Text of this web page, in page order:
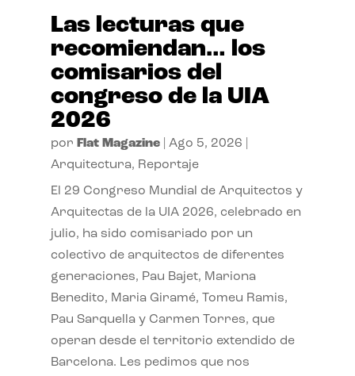
Las lecturas que
recomiendan… los
comisarios del
congreso de la UIA
2026
por Flat Magazine| Ago 5, 2026
Arquitectura, Reportaje
El 29 Congreso Mundial de Arquitectos y
Arquitectas de la UIA 2026, celebrado en
julio, ha sido comisariado por un
colectivo de arquitectos de diferentes
generaciones, Pau Bajet, Mariona
Benedito, Maria Giramé, Tomeu Ramis,
Pau Sarquella y Carmen Torres, que
operan desde el territorio extendido de
Barcelona. Les pedimos que nos